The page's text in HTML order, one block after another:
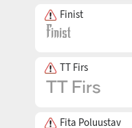
Finist
TT Firs
Fita Poluustav